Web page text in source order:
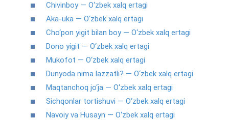
Chivinboy — O‘zbek xalq ertagi
Aka-uka — O‘zbek xalq ertagi
Cho‘pon yigit bilan boy — O‘zbek xalq ertagi
Dono yigit — O‘zbek xalq ertagi
Mukofot — O‘zbek xalq ertagi
Dunyoda nima lazzatli? — O‘zbek xalq ertagi
Maqtanchoq jo‘ja — O‘zbek xalq ertagi
Sichqonlar tortishuvi — O‘zbek xalq ertagi
Navoiy va Husayn — O‘zbek xalq ertagi